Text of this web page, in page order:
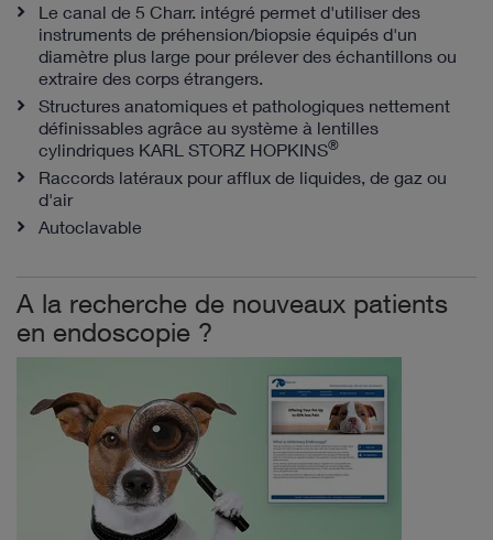
Le canal de 5 Charr. intégré permet d'utiliser des
instruments de préhension/biopsie équipés d'un
diamètre plus large pour prélever des échantillons ou
extraire des corps étrangers.
Structures anatomiques et pathologiques nettement
définissables agrâce au système à lentilles
cylindriques KARL STORZ HOPKINS®
Raccords latéraux pour afflux de liquides, de gaz ou
d'air
Autoclavable
A la recherche de nouveaux patients
en endoscopie ?